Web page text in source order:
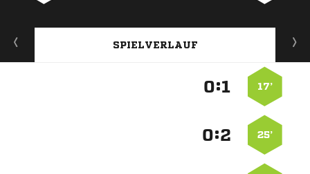
SPIELVERLAUF
17’
:
25’
: